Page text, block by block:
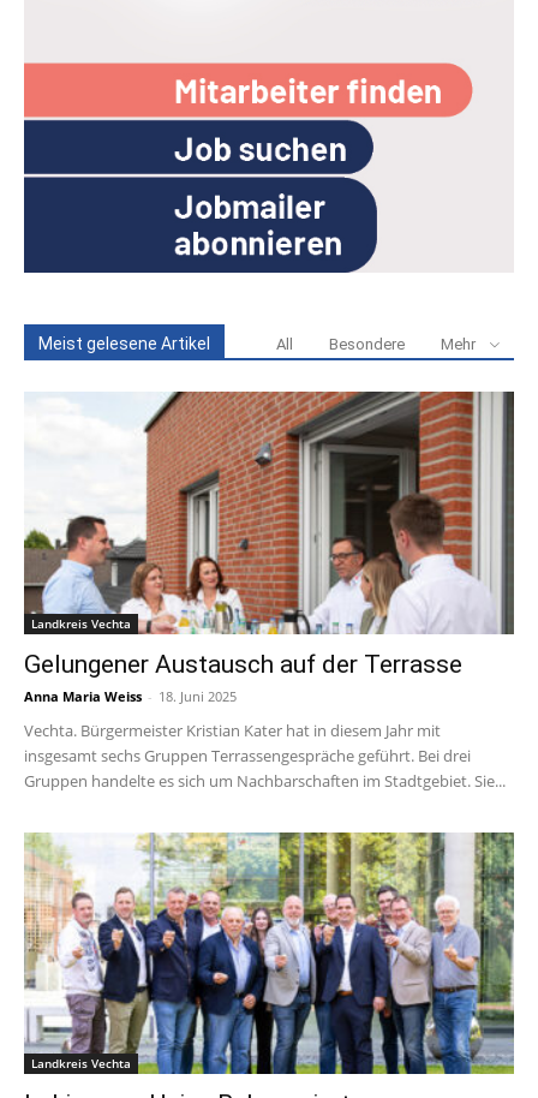
Meist gelesene Artikel All Besondere Mehr
Landkreis Vechta
Gelungener Austausch auf der Terrasse
Anna Maria Weiss - 18. Juni 2025
Vechta. Bürgermeister Kristian Kater hat in diesem Jahr mit
insgesamt sechs Gruppen Terrassengespräche geführt. Bei drei
Gruppen handelte es sich um Nachbarschaften im Stadtgebiet. Sie...
Landkreis Vechta